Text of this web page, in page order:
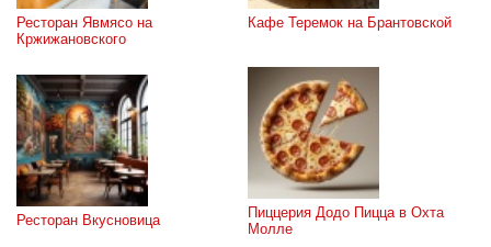
Ресторан Явмясо на
Кржижановского
Кафе Теремок на Брантовской
Ресторан Вкусновица
Пиццерия Додо Пицца в Охта
Молле